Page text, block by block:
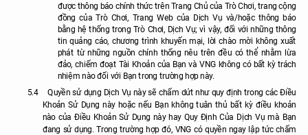
được thông báo chính thức trên Trang Chủ của Trò Chơi, trang cộng
đồng của Trò Chơi, Trang Web của Dịch Vụ và/hoặc thông báo
bằng hệ thống trong Trò Chơi, Dịch Vụ; vì vậy, đối với những thông
tin quảng cáo, chương trình khuyến mại, lời chào mời không xuất
phát từ những nguồn chính thống nêu trên đều có thể nhằm lừa
đảo, chiếm đoạt Tài Khoản của Bạn và VNG không có bất kỳ trách
nhiệm nào đối với Bạn trong trường hợp này.
5.4
Quyền sử dụng Dịch Vụ này sẽ chấm dứt như quy định trong các Điều
Khoản Sử Dụng này hoặc nếu Bạn không tuân thủ bất kỳ điều khoản
nào của Điều Khoản Sử Dụng này hay Quy Định Của Dịch Vụ mà Bạn
đang sử dụng. Trong trường hợp đó, VNG có quyền ngay lập tức chấm